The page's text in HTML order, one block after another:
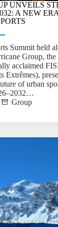
UNVEILS
A NEW
Summit held
Group, the
acclaimed
Extrêmes),
of urban
Group